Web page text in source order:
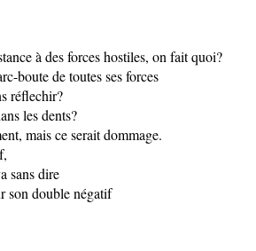
à des forces hostiles, on fait quoi?
boute de toutes ses forces
réflechir?
les dents?
mais ce serait dommage.
sans dire
son double négatif